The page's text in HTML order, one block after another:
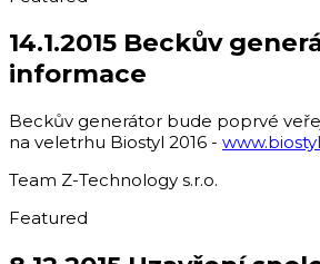
14.1.2015 Beckův
informace
Beckův generátor bude poprvé
na veletrhu Biostyl 2016 -
Team Z-Technology s.r.o.
Featured